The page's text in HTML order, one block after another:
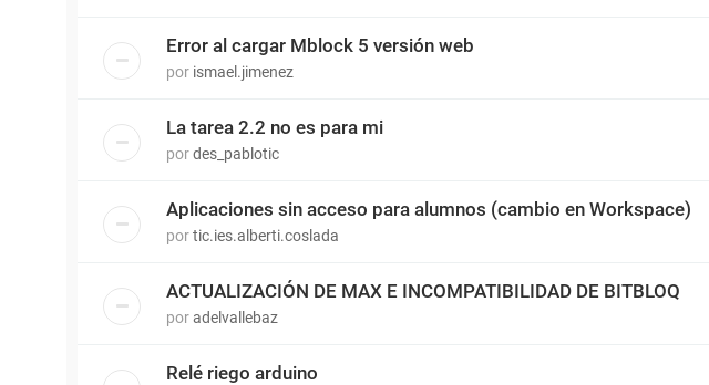
Error al cargar Mblock 5 versión web
por ismael.jimenez
La tarea 2.2 no es para mi
pordes_pablotic
Aplicaciones sin acceso para alumnos (cambio en Workspace)
portic.ies.alberti.coslada
ACTUALIZACIÓN DE MAX E INCOMPATIBILIDAD DE BITBLOQ
poradelvallebaz
Relé riego arduino